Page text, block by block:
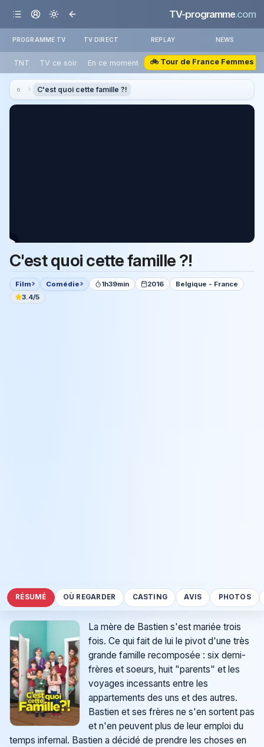
TV-programme.com
PROGRAMME TV TV DIRECT REPLAY NEWS
TNT TV ce soir En ce moment 🚲 Tour de France Femmes
C'est quoi cette famille ?!
C'est quoi cette famille ?!
Film Comédie 1h39min 2016
Belgique - France
3.4/5
RÉSUMÉ OÙ REGARDER CASTING AVIS PHOTOS
La mère de Bastien s'est mariée trois
fois. Ce qui fait de lui le pivot d'une très
grande famille recomposée : six demi-
frères et soeurs, huit "parents" et les
voyages incessants entre les
appartements des uns et des autres.
Bastien et ses frères ne s'en sortent pas
et n'en peuvent plus de leur emploi du
temps infernal. Bastien a décidé de prendre les choses en